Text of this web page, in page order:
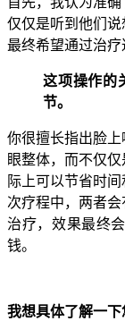
仅仅是听到他们说
最终希望通过治疗
这项操作的
节。
你很擅长指出脸
眼整体，而不仅
际上可以节省时
次疗程中，两者
治疗，效果最终
钱。
我想具体了解一下